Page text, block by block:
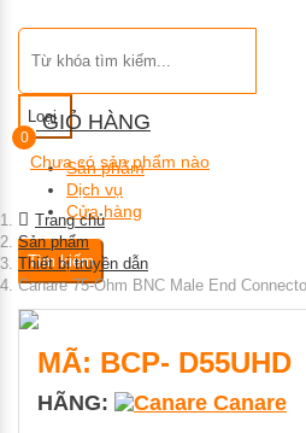
Loại
Sản phẩm
Dịch vụ
Cửa hàng
Tìm kiếm
0
GIỎ HÀNG
Chưa có sản phẩm nào
Trang chủ
Sản phẩm
Thiết bị truyền dẫn
Canare 75-Ohm BNC Male End
MÃ: BCP- D55UHD
HÃNG: Canare